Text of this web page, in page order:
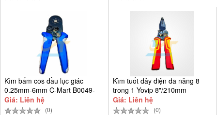
Kìm bấm cos đầu lục giác
0.25mm-6mm C-Mart B0049-
0604
Giá: Liên hệ
(0)
Kìm tuốt dây điện đa năng 8
trong 1 Yovip 8"/210mm
Giá: Liên hệ
(0)